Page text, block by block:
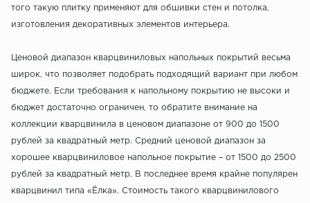
того такую плитку применяют для обшивки стен и потолка,
изготовления декоративных элементов интерьера.
Ценовой диапазон кварцвиниловых напольных покрытий весьма
широк, что позволяет подобрать подходящий вариант при любом
бюджете. Если требования к напольному покрытию не высоки и
бюджет достаточно ограничен, то обратите внимание на
коллекции кварцвинила в ценовом диапазоне от 900 до 1500
рублей за квадратный метр. Средний ценовой диапазон за
хорошее кварцвиниловое напольное покрытие – от 1500 до 2500
рублей за квадратный метр. В последнее время крайне популярен
кварцвинил типа «Ёлка». Стоимость такого кварцвинилового